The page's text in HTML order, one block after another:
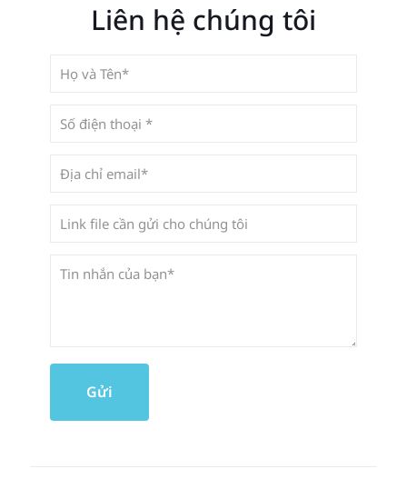
Liên hệ chúng tôi